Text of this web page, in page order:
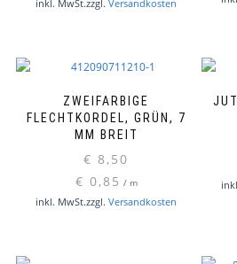
inkl. MwSt.zzgl. Versandkosten
ZWEIFARBIGE
FLECHTKORDEL, GRÜN, 7
MM BREIT
€ 8,50
€ 0,85 / m
inkl. MwSt.zzgl. Versandkosten